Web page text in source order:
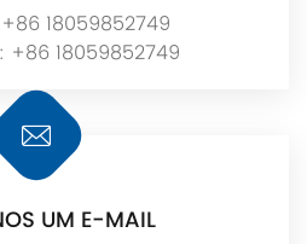
+86 18059852749
+86 18059852749
UM E-MAIL